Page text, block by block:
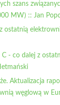
szans
MW) :: Jan
ostatnią
C - co dalej z
Aktualizacja
węglową w